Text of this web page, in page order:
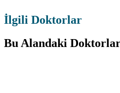
İlgili Doktorlar
Bu Alandaki